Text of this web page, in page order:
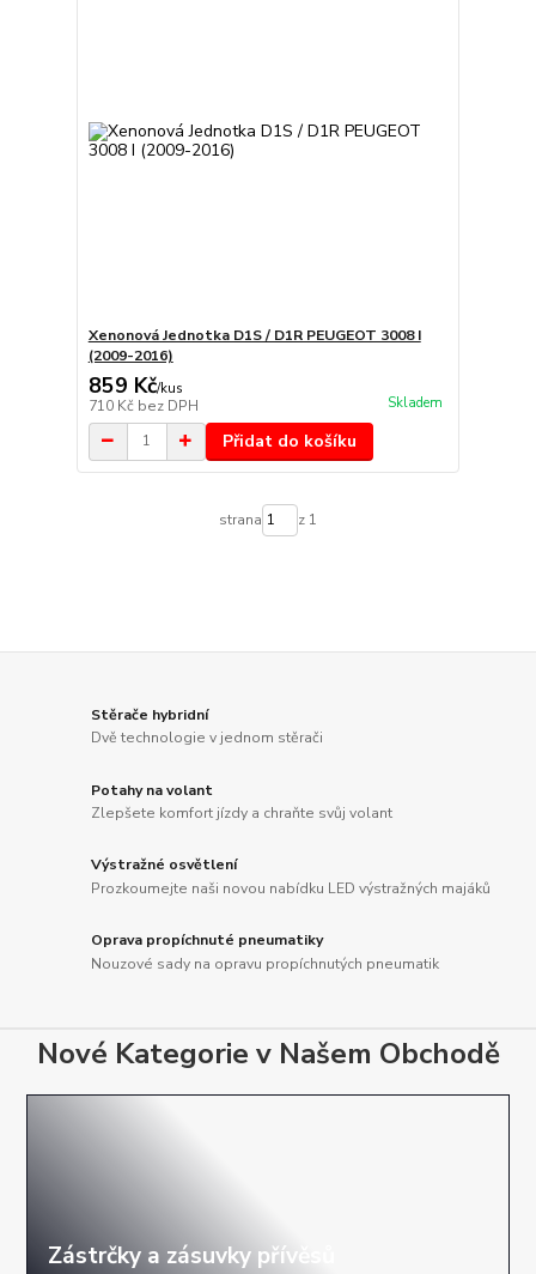
Xenonová Jednotka D1S / D1R PEUGEOT 3008 I
(2009-2016)
859 Kč/kus
710 Kč bez DPH Skladem
Přidat do košíku
strana z 1
Stěrače hybridní
Dvě technologie v jednom stěrači
Potahy na volant
Zlepšete komfort jízdy a chraňte svůj volant
Výstražné osvětlení
Prozkoumejte naši novou nabídku LED výstražných majáků
Oprava propíchnuté pneumatiky
Nouzové sady na opravu propíchnutých pneumatik
Nové Kategorie v Našem Obchodě